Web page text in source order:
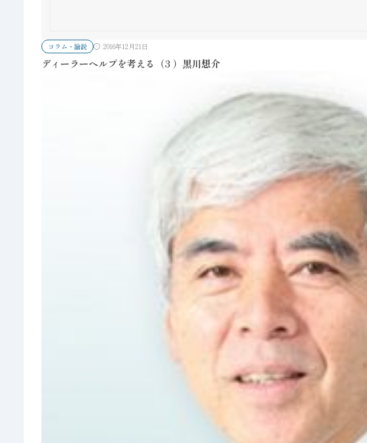
コラム・論説 2016年12月21日
ディーラーヘルプを考える（3 ）黒川想介